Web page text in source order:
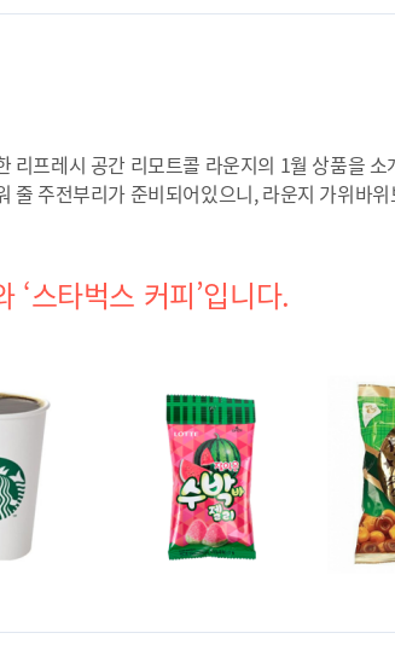
리프레시 공간 리모트콜 라운지의 1월 상품을 소
줄 주전부리가 준비되어있으니, 라운지 가위바
‘스타벅스 커피’입니다.